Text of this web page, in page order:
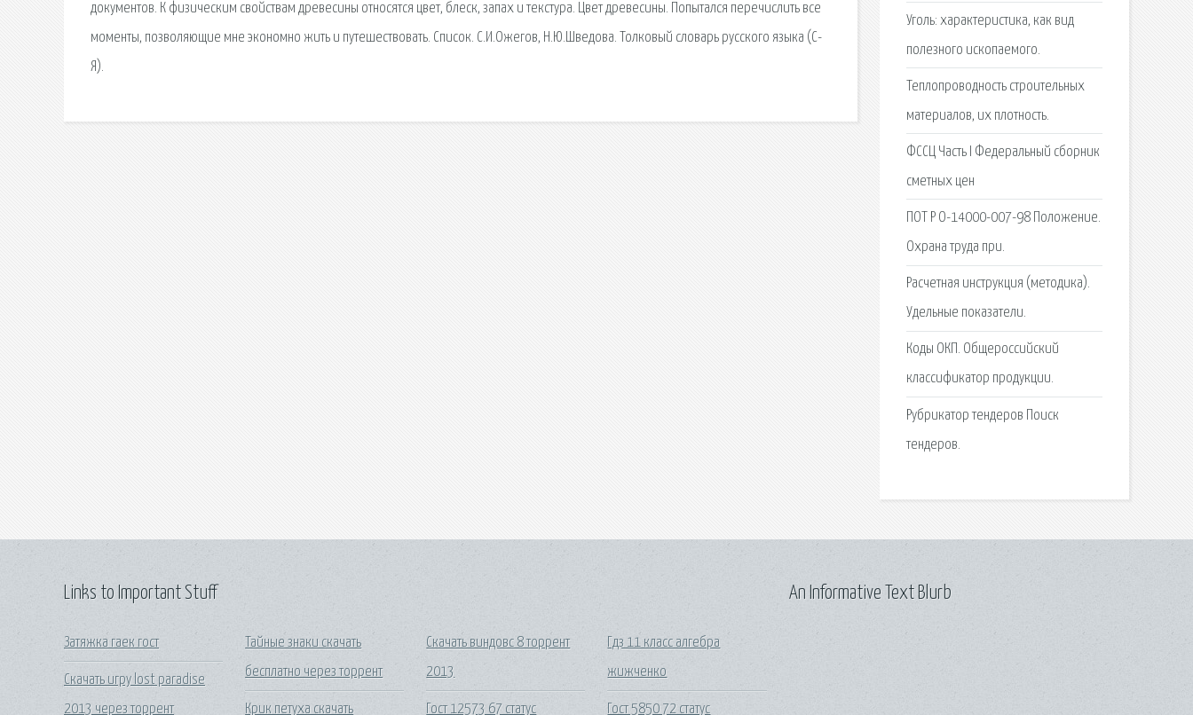
документов. К физическим свойствам древесины относятся цвет, блеск, запах и текстура. Цвет древесины. Попытался перечислить все
моменты, позволяющие мне экономно жить и путешествовать. Список. С.И.Ожегов, Н.Ю.Шведова. Толковый словарь русского языка (С-
Я).
Уголь: характеристика, как вид
полезного ископаемого.
Теплопроводность строительных
материалов, их плотность.
ФССЦ Часть I Федеральный сборник
сметных цен
ПОТ Р О-14000-007-98 Положение.
Охрана труда при.
Расчетная инструкция (методика).
Удельные показатели.
Коды ОКП. Общероссийский
классификатор продукции.
Рубрикатор тендеров Поиск
тендеров.
Links to Important Stuff
Затяжка гаек гост
Скачать игру lost paradise
2013 через торрент
Тайные знаки скачать
бесплатно через торрент
Крик петуха скачать
Скачать виндовс 8 торрент
2013
Гост 12573 67 статус
Гдз 11 класс алгебра
жижченко
Гост 5850 72 статус
An Informative Text Blurb